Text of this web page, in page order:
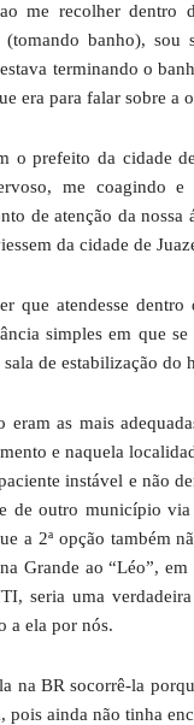
me recolher
(tomando banho),
terminando o
era para falar sobre a
o prefeito da cidade
me coagindo
de atenção da
da cidade de
que atendesse
simples em que
de estabilização do
eram as mais
e naquela
instável e não
de outro município
a 2ª opção também
Grande ao “Léo”,
seria uma
a ela por nós.
na BR socorrê-la
pois ainda não tinha